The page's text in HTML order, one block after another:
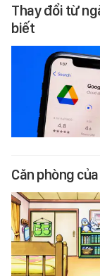
Thay đổi từ
biết
Căn phòng